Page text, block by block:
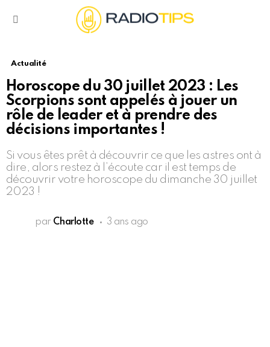
Actualité
Horoscope du 30 juillet 2023 : Les
Scorpions sont appelés à jouer un
rôle de leader et à prendre des
décisions importantes !
Si vous êtes prêt à découvrir ce que les astres ont à
dire, alors restez à l’écoute car il est temps de
découvrir votre horoscope du dimanche 30 juillet
2023 !
par Charlotte 3 ans ago